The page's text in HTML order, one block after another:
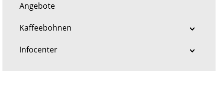
Angebote
Kaffeebohnen
Infocenter